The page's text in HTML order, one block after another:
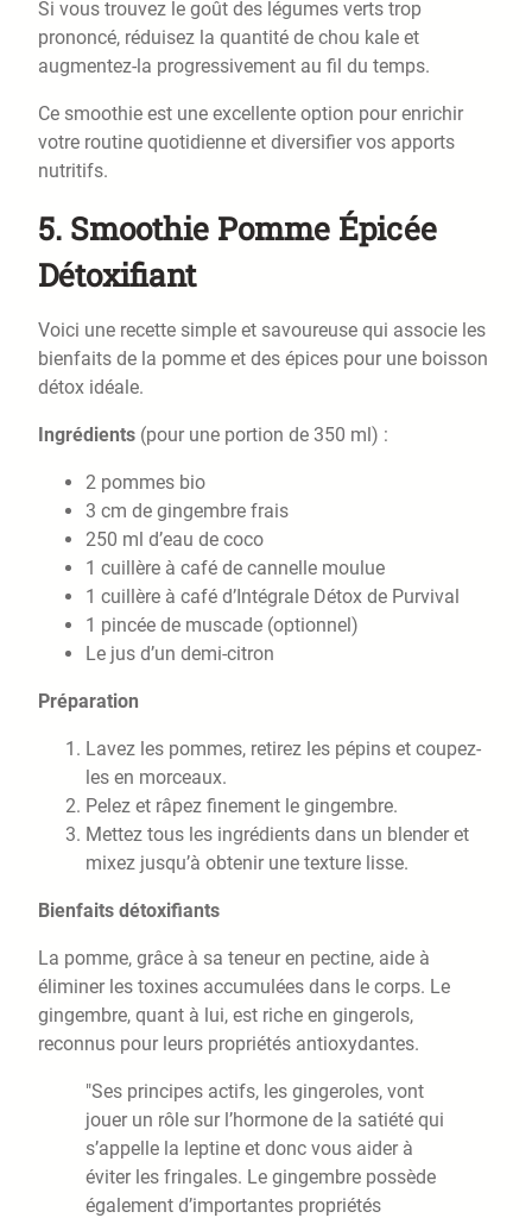
Si vous trouvez le goût des légumes verts trop
prononcé, réduisez la quantité de chou kale et
augmentez-la progressivement au fil du temps.
Ce smoothie est une excellente option pour enrichir
votre routine quotidienne et diversifier vos apports
nutritifs.
5. Smoothie Pomme Épicée
Détoxifiant
Voici une recette simple et savoureuse qui associe les
bienfaits de la pomme et des épices pour une boisson
détox idéale.
Ingrédients (pour une portion de 350 ml) :
2 pommes bio
3 cm de gingembre frais
250 ml d’eau de coco
1 cuillère à café de cannelle moulue
1 cuillère à café d’Intégrale Détox de Purvival
1 pincée de muscade (optionnel)
Le jus d’un demi-citron
Préparation
Lavez les pommes, retirez les pépins et coupez-
les en morceaux.
Pelez et râpez finement le gingembre.
Mettez tous les ingrédients dans un blender et
mixez jusqu’à obtenir une texture lisse.
Bienfaits détoxifiants
La pomme, grâce à sa teneur en pectine, aide à
éliminer les toxines accumulées dans le corps. Le
gingembre, quant à lui, est riche en gingerols,
reconnus pour leurs propriétés antioxydantes.
"Ses principes actifs, les gingeroles, vont
jouer un rôle sur l’hormone de la satiété qui
s’appelle la leptine et donc vous aider à
éviter les fringales. Le gingembre possède
également d’importantes propriétés